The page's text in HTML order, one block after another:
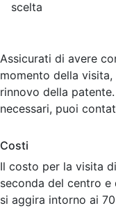
scelta
Assicurati di avere
momento della
rinnovo della
necessari, puoi
Costi
Il costo per la visita
seconda del centro
si aggira intorno ai